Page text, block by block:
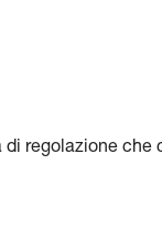
di regolazione